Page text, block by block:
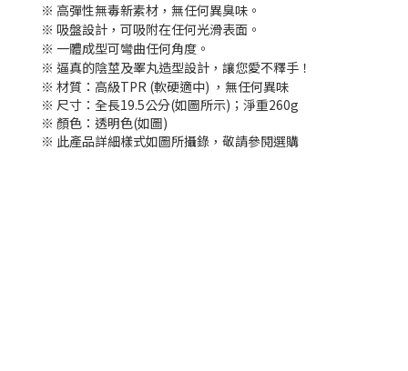
※ 高彈性無毒新素材，無任何異臭味。
※ 吸盤設計，可吸附在任何光滑表面。
※ 一體成型可彎曲任何角度。
※ 逼真的陰莖及睪丸造型設計，讓您愛不釋手！
※ 材質：高級TPR (軟硬適中) ，無任何異味
※ 尺寸：全長19.5公分(如圖所示)；淨重260g
※ 顏色：透明色(如圖)
※ 此產品詳細樣式如圖所攝錄，敬請參閱選購